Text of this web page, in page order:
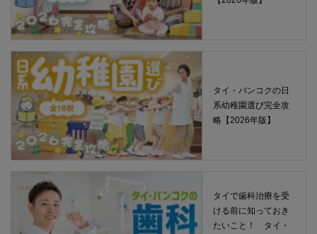
タイ・バンコクの日
系幼稚園選び完全攻
略【2026年版】
タイで歯科治療を受
ける前に知っておき
たいこと！ タイ・